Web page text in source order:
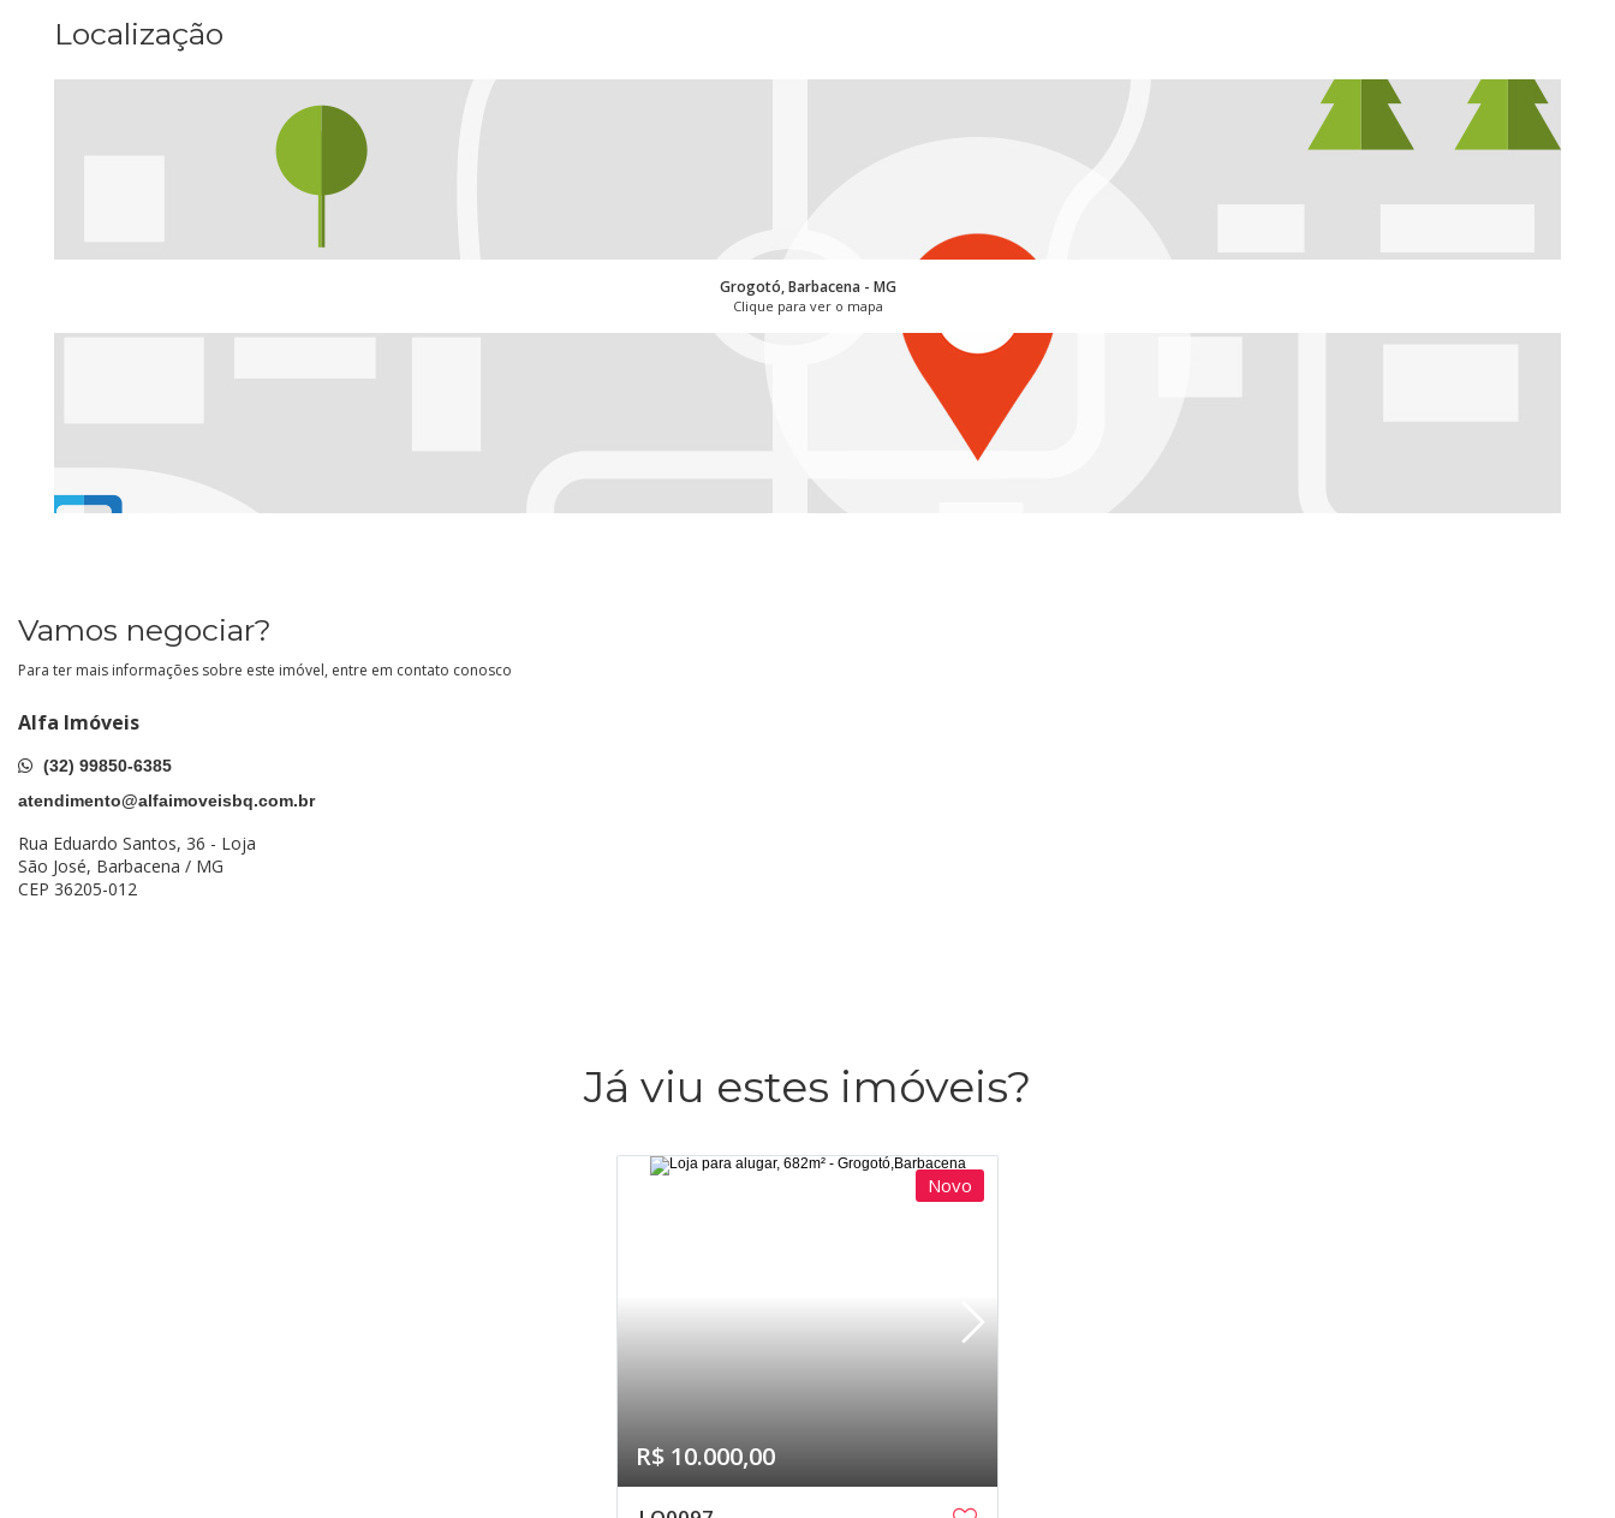
Localização
Grogotó, Barbacena - MG
Clique para ver o mapa
Vamos negociar?
Para ter mais informações sobre este imóvel, entre em contato conosco
Alfa Imóveis
(32) 99850-6385
atendimento@alfaimoveisbq.com.br
Rua Eduardo Santos, 36 - Loja
São José, Barbacena / MG
CEP 36205-012
Já viu estes imóveis?
Novo
R$ 10.000,00